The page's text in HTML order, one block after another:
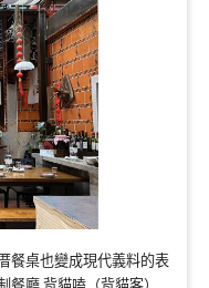
餐桌也變成現代義料的表